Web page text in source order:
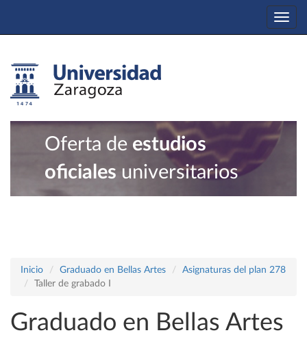
Oferta de estudios
oficiales universitarios
Inicio Graduado en Bellas Artes
Asignaturas del plan 278
Taller de grabado I
Graduado en Bellas Artes